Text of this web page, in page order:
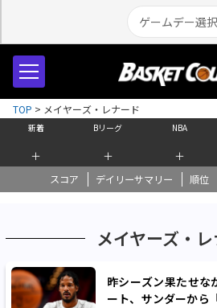
新着
＋
Bリーグ
＋
NBA
＋
スコア デイリーサマリー 順位
TOP > メイヤーズ・レナード
メイヤーズ・
昨シーズン果たせな
ート、サンダーから